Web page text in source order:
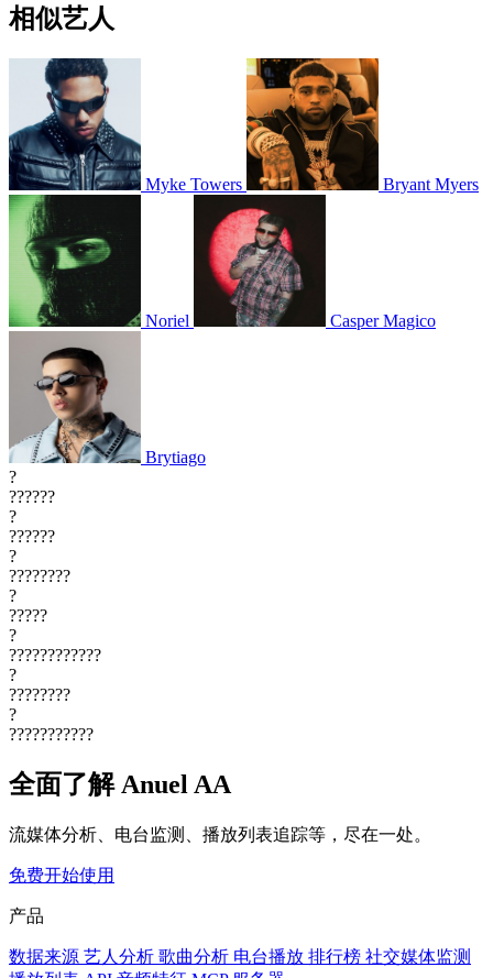
相似艺人
Myke Towers Bryant Myers
Noriel Casper Magico
Brytiago
?
??????
?
??????
?
????????
?
?????
?
????????????
?
????????
?
???????????
全面了解 Anuel AA
流媒体分析、电台监测、播放列表追踪等，尽在一处。
免费开始使用
产品
数据来源 艺人分析 歌曲分析 电台播放 排行榜 社交媒体监测